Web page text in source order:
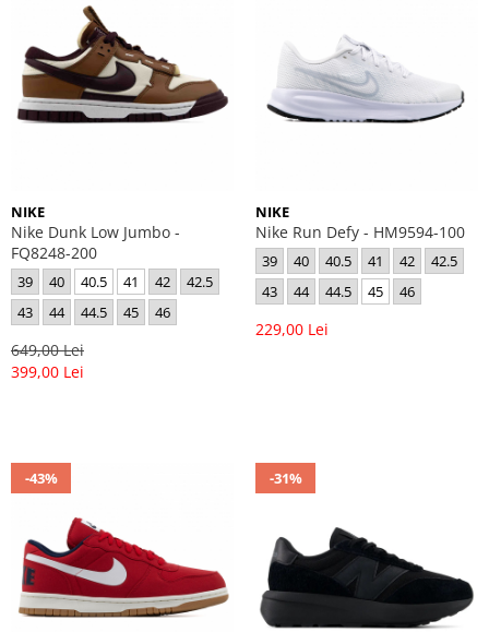
NIKE
Nike Dunk Low Jumbo -
FQ8248-200
39 40 40.5 41 42
42.5
43
44 44.5 45 46
649,00 Lei
399,00 Lei
NIKE
Nike Run Defy - HM9594-100
39 40 40.5 41 42
42.5
43
44 44.5 45 46
229,00 Lei
-43% -31%